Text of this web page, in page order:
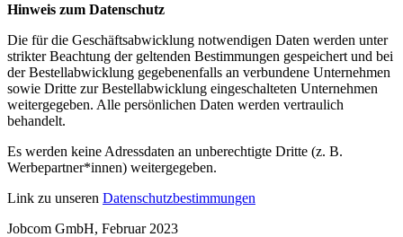
Hinweis zum Datenschutz
Die für die Geschäftsabwicklung notwendigen Daten werden unter
strikter Beachtung der geltenden Bestimmungen gespeichert und bei
der Bestellabwicklung gegebenenfalls an verbundene Unternehmen
sowie Dritte zur Bestellabwicklung eingeschalteten Unternehmen
weitergegeben. Alle persönlichen Daten werden vertraulich
behandelt.
Es werden keine Adressdaten an unberechtigte Dritte (z. B.
Werbepartner*innen) weitergegeben.
Link zu unseren Datenschutzbestimmungen
Jobcom GmbH, Februar 2023